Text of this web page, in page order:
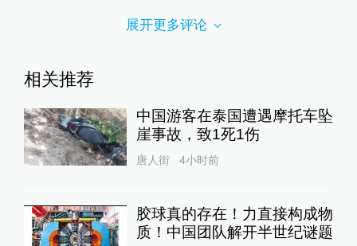
展开更多评论
相关推荐
中国游客在泰国遭遇摩托车坠
崖事故，致1死1伤
唐人街 4小时前
胶球真的存在！力直接构成物
质！中国团队解开半世纪谜题